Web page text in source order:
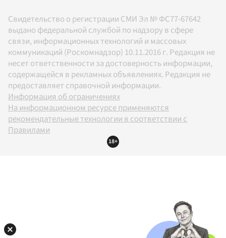
Свидетельство о регистрации СМИ Эл № ФС77-67642
выдано федеральной службой по надзору в сфере
связи, информационных технологий и массовых
коммуникаций (Роскомнадзор) 10.11.2016 г. Редакция не
несет ответственности за достоверность информации,
содержащейся в рекламных объявлениях. Редакция не
предоставляет справочной информации.
Информация об ограничениях
На информационном ресурсе применяются
рекомендательные технологии в соответствии с
Правилами
18+